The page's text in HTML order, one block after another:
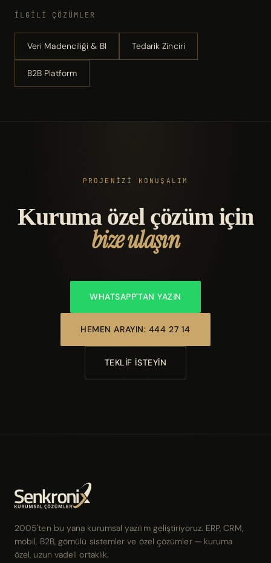
İLGILI ÇÖZÜMLER
Veri Madenciliği & BI Tedarik Zinciri
B2B Platform
PROJENİZİ KONUŞALIM
Kuruma özel çözüm için
bize ulaşın
WHATSAPP'TAN YAZIN
HEMEN ARAYIN: 444 27 14
TEKLIF İSTEYIN
2005'ten bu yana kurumsal yazılım geliştiriyoruz. ERP, CRM,
mobil, B2B, gömülü sistemler ve özel çözümler — kuruma
özel, uzun vadeli ortaklık.